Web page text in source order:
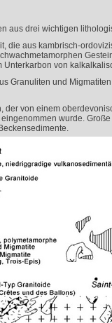
aus drei wichtigen
die aus kambrisch-
Unterkarbon von
Granuliten und
der von einem
wurde.